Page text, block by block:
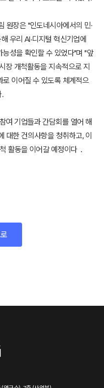
원장은 "인도네시아에서의 민·
우리 AI·디지털 혁신기업에
성을 확인할 수 있었다"며 "앞
장 개척활동을 지속적으로 지
이어질 수 있도록 체계적으
.
여 기업들과 간담회를 열어 해
대한 건의사항을 청취하고, 이
활동을 이어갈 예정이다．